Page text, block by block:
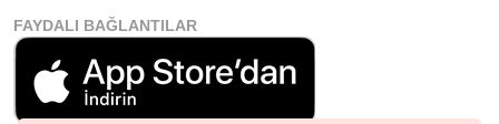
FAYDALI BAĞLANTILAR